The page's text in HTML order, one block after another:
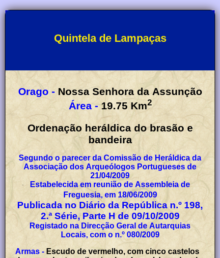
Quintela de Lampaças
Orago - Nossa Senhora da Assunção
Área - 19.75 Km2
Ordenação heráldica do brasão e
bandeira
Segundo o parecer da Comissão de Heráldica da
Associação dos Arqueólogos Portugueses de
21/04/2009
Estabelecida em reunião de Assembleia de
Freguesia, em 18/06/2009
Publicada no Diário da República n.º 198,
2.ª Série, Parte H de 09/10/2009
Registado na Direcção Geral de Autarquias
Locais, com o n.º 080/2009
Armas - Escudo de vermelho, com cinco castelos